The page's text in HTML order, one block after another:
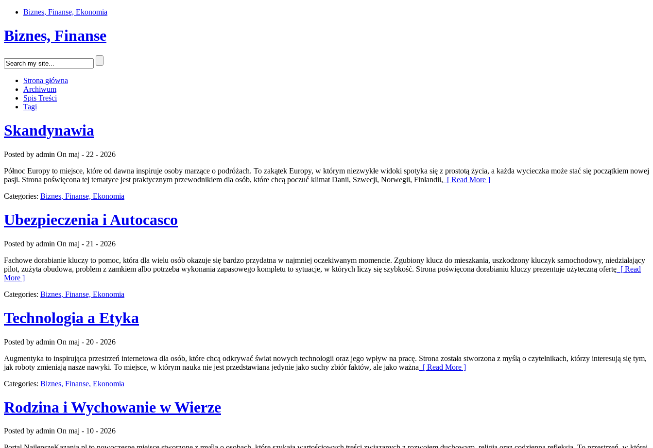
Biznes, Finanse, Ekonomia
Biznes, Finanse
Strona główna
Archiwum
Spis Treści
Tagi
Skandynawia
Posted by admin On maj - 22 - 2026
Północ Europy to miejsce, które od dawna inspiruje osoby marzące o podróżach. To zakątek Europy, w którym niezwykłe widoki spotyka się z prostotą życia, a każda wycieczka może stać się początkiem nowej
pasji. Strona poświęcona tej tematyce jest praktycznym przewodnikiem dla osób, które chcą poczuć klimat Danii, Szwecji, Norwegii, Finlandii, [ Read More ]
Categories: Biznes, Finanse, Ekonomia
Ubezpieczenia i Autocasco
Posted by admin On maj - 21 - 2026
Fachowe dorabianie kluczy to pomoc, która dla wielu osób okazuje się bardzo przydatna w najmniej oczekiwanym momencie. Zgubiony klucz do mieszkania, uszkodzony kluczyk samochodowy, niedziałający
pilot, zużyta obudowa, problem z zamkiem albo potrzeba wykonania zapasowego kompletu to sytuacje, w których liczy się szybkość. Strona poświęcona dorabianiu kluczy prezentuje użyteczną ofertę [ Read
More ]
Categories: Biznes, Finanse, Ekonomia
Technologia a Etyka
Posted by admin On maj - 20 - 2026
Augmentyka to inspirująca przestrzeń internetowa dla osób, które chcą odkrywać świat nowych technologii oraz jego wpływ na pracę. Strona została stworzona z myślą o czytelnikach, którzy interesują się tym,
jak roboty zmieniają nasze nawyki. To miejsce, w którym nauka nie jest przedstawiana jedynie jako suchy zbiór faktów, ale jako ważna [ Read More ]
Categories: Biznes, Finanse, Ekonomia
Rodzina i Wychowanie w Wierze
Posted by admin On maj - 10 - 2026